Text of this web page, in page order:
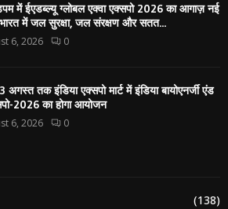
में ईएडब्ल्यू ग्लोबल एक्वा एक्सपो 2026 का आगाज़ नई
भारत में जल सुरक्षा, जल संरक्षण और सतत...
6, 2026 0
तक इंडिया एक्सपो मार्ट में इंडिया बायोएनर्जी एंड
2026 का होगा आयोजन
6, 2026 0
(138)